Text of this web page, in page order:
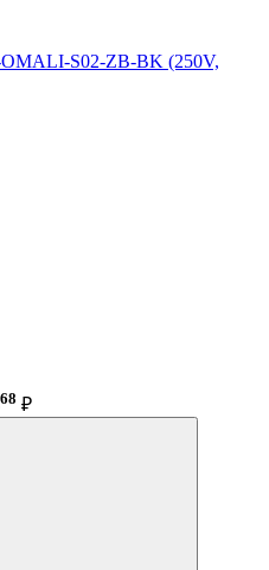
S02-ZB-BK (250V,
68 ₽